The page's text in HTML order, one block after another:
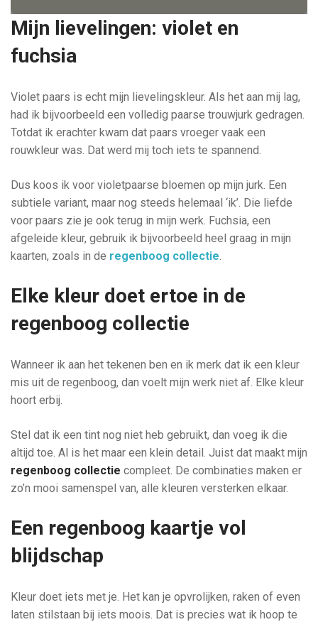
Mijn lievelingen: violet en
fuchsia
Violet paars is echt mijn lievelingskleur. Als het aan mij lag,
had ik bijvoorbeeld een volledig paarse trouwjurk gedragen.
Totdat ik erachter kwam dat paars vroeger vaak een
rouwkleur was. Dat werd mij toch iets te spannend.
Dus koos ik voor violetpaarse bloemen op mijn jurk. Een
subtiele variant, maar nog steeds helemaal ‘ik’. Die liefde
voor paars zie je ook terug in mijn werk. Fuchsia, een
afgeleide kleur, gebruik ik bijvoorbeeld heel graag in mijn
kaarten, zoals in de regenboog collectie
Elke kleur doet ertoe in de
regenboog collectie
Wanneer ik aan het tekenen ben en ik merk dat ik een kleur
mis uit de regenboog, dan voelt mijn werk niet af. Elke kleur
hoort erbij.
Stel dat ik een tint nog niet heb gebruikt, dan voeg ik die
altijd toe. Al is het maar een klein detail. Juist dat maakt mijn
regenboog collectie compleet. De combinaties maken er
zo’n mooi samenspel van, alle kleuren versterken elkaar.
Een regenboog kaartje vol
blijdschap
Kleur doet iets met je. Het kan je opvrolijken, raken of even
laten stilstaan bij iets moois. Dat is precies wat ik hoop te